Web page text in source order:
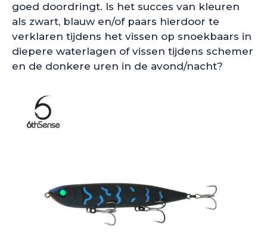
goed doordringt. Is het succes van kleuren
als zwart, blauw en/of paars hierdoor te
verklaren tijdens het vissen op snoekbaars in
diepere waterlagen of vissen tijdens schemer
en de donkere uren in de avond/nacht?